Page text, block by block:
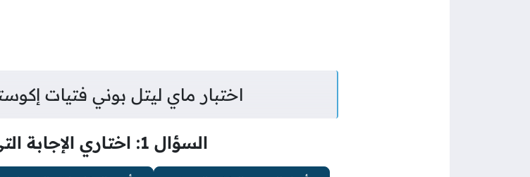
اختبار ماي ليتل بوني فتيات
السؤال 1: اختاري الإجابة التي تمثلك أكثر